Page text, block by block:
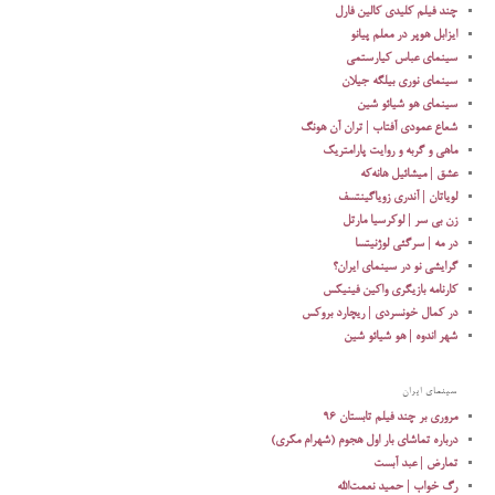
چند فیلم کلیدی کالین فارل
ایزابل هوپر در معلم پیانو
سینمای عباس کیارستمی
سینمای نوری بیلگه جیلان
سینمای هو شیائو شین
شعاع عمودی آفتاب | تران آن هونگ
ماهی و گربه و روایت پارامتریک
عشق | میشائیل هانه‌که
لویاتان | آندری زویاگینتسف
زن بی سر | لوکرسیا مارتل
در مه | سرگئی لوژنیتسا
گرایشی نو در سینمای ایران؟
کارنامه بازیگری واکین فینیکس
در کمال خونسردی | ریچارد بروکس
شهر اندوه | هو شیائو شین
سینمای ایران
مروری بر چند فیلم تابستان ۹۶
درباره تماشای بار اول هجوم (شهرام مکری)
تمارض | عبد آبست
رگ خواب | حمید نعمت‌الله